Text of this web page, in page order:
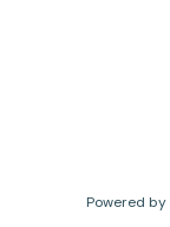
Powered by